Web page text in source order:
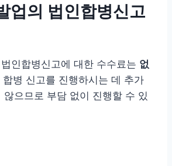
업의 법인합병신고
인합병신고에 대한 수수료는 없
합병 신고를 진행하시는 데 추가
않으므로 부담 없이 진행할 수 있